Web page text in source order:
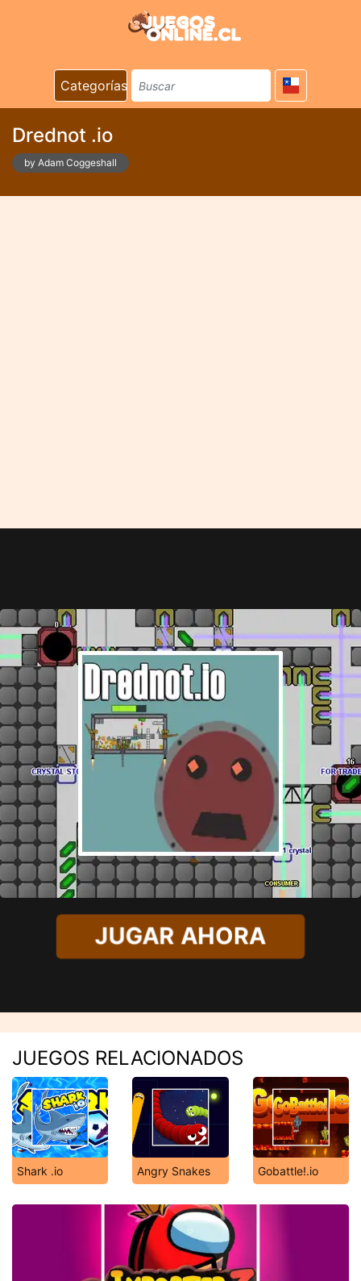
Categorías
Drednot .io
by Adam Coggeshall
JUGAR AHORA
JUEGOS RELACIONADOS
Shark .io Angry Snakes Gobattle!.io